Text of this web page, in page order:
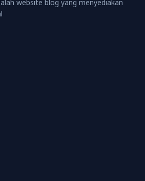
website blog yang menyediakan